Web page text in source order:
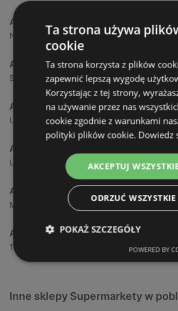
Aldi
Nowokarsiborska 15, 72-600 Świnoujście
Aldi
Szczecińska 5b, 72-003 Dobra
Aldi
Ul. Sobola 1, 71-837 Szczecin
Aldi
Ulica Przyjaciół Żołnierza 128, 71-899
Aldi
Maszewska 7, 72-100 Goleniów
Aldi
1 Maja 43, 71-627 Szczecin
Inne sklepy Supermarkety w
Ta strona używa
cookie
Ta strona korzysta z plików
zapewnić lepszą wygodę
Korzystając z tej strony,
na używanie przez nas
cookie zgodnie z warunkami
polityki plików cookie. Dowiedz
AKCEPTUJ
ODRZUĆ WSZYSTKIE
POKAŻ SZCZEGÓŁY
POWERED BY